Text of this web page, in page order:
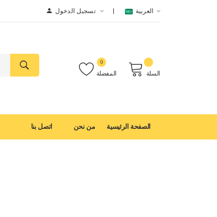
تسجيل الدخول العربية
المفضلة
0
السلة
الصفحة الرئيسية من نحن اتصل بنا